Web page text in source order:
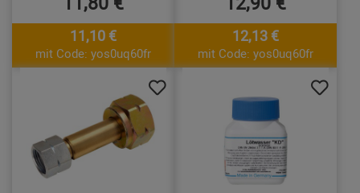
11,10 €
mit Code: yos0uq60fr
12,13 €
mit Code: yos0uq60fr